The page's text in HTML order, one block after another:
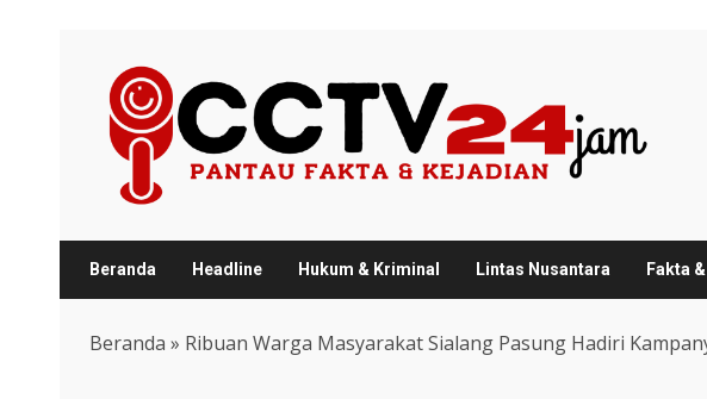
content
Beranda Headline Hukum & Kriminal Lintas Nusantara Fakta
Beranda » Ribuan Warga Masyarakat Sialang Pasung Hadiri